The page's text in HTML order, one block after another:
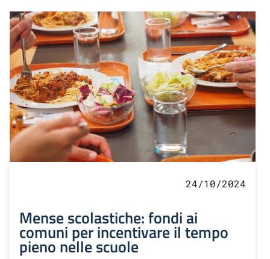
24/10/2024
Mense scolastiche: fondi ai
comuni per incentivare il tempo
pieno nelle scuole